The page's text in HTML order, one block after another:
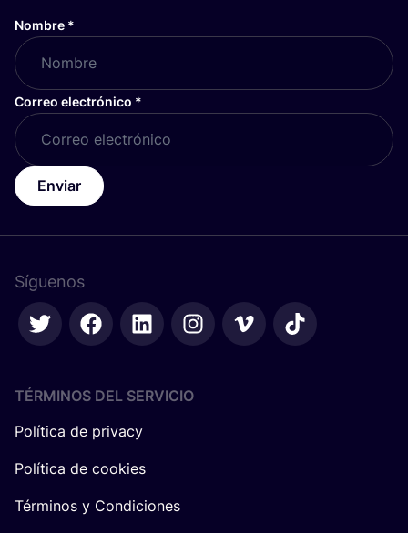
Nombre *
Correo electrónico *
Enviar
Síguenos
TÉRMINOS DEL SERVICIO
Política de privacy
Política de cookies
Términos y Condiciones